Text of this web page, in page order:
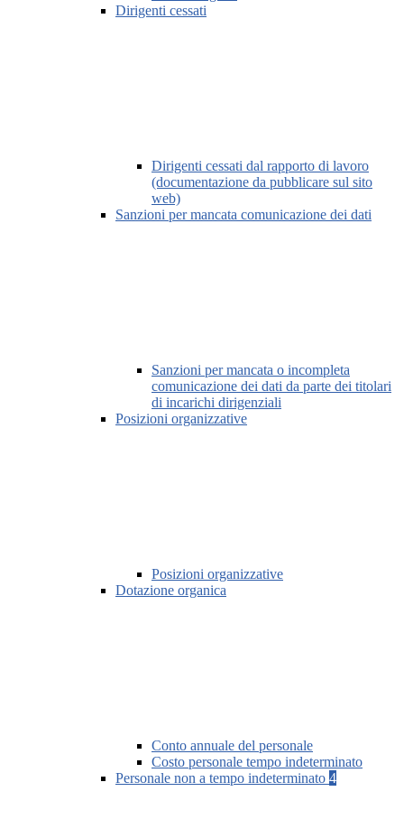
Dirigenti cessati
Dirigenti cessati dal rapporto di lavoro
(documentazione da pubblicare sul sito
web)
Sanzioni per mancata comunicazione dei dati
Sanzioni per mancata o incompleta
comunicazione dei dati da parte dei titolari
di incarichi dirigenziali
Posizioni organizzative
Posizioni organizzative
Dotazione organica
Conto annuale del personale
Costo personale tempo indeterminato
Personale non a tempo indeterminato 4